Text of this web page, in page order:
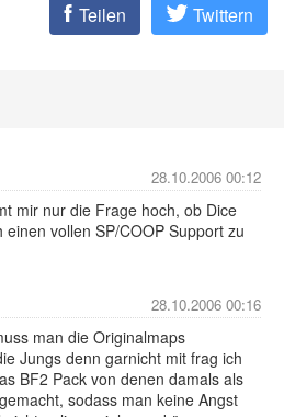
Teilen Twittern
28.10.2006 00:12
mir nur die Frage hoch, ob Dice
vollen SP/COOP Support zu
28.10.2006 00:16
man die Originalmaps
Jungs denn garnicht mit frag ich
BF2 Pack von denen damals als
sodass man keine Angst